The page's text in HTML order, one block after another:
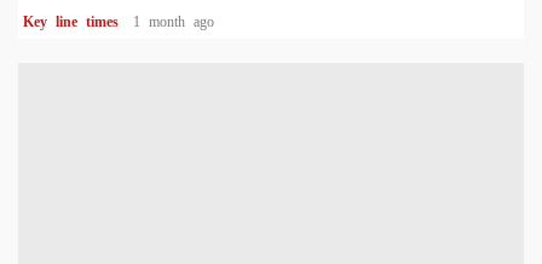
Key line times 1 month ago